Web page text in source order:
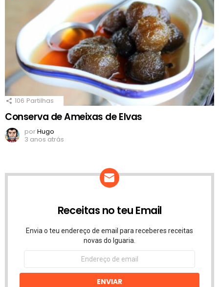
106 Partilhas
Conserva de Ameixas de Elvas
porHugo
3 anos atrás
Receitas no teu Email
Envia o teu endereço de email para receberes receitas
novas do Iguaria.
Endereço
email
ENVIAR